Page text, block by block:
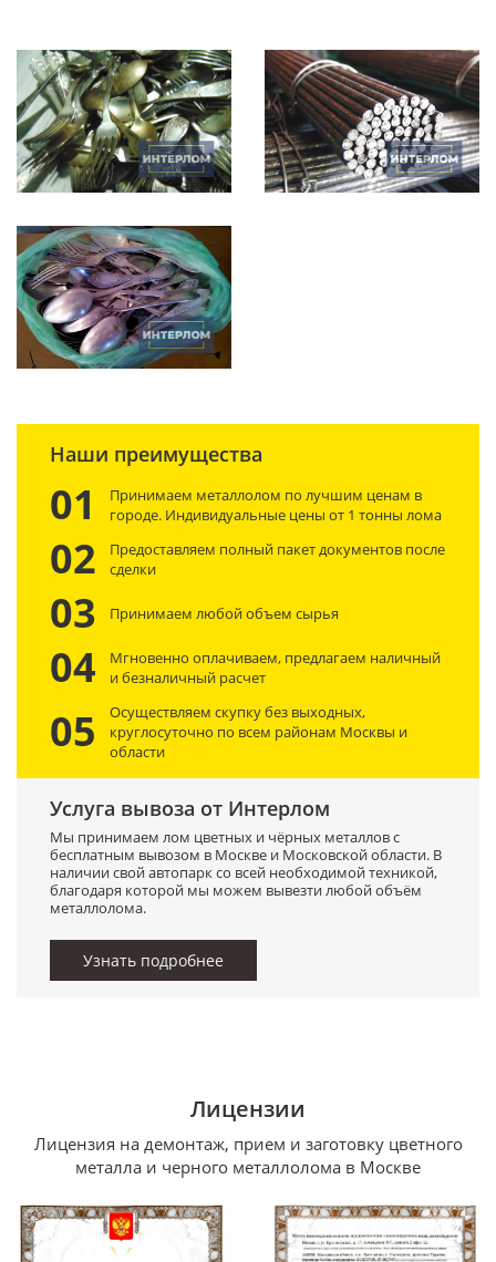
Наши преимущества
01
Принимаем металлолом по лучшим ценам в
городе. Индивидуальные цены от 1 тонны лома
02
Предоставляем полный пакет документов после
сделки
03 Принимаем любой объем сырья
04
Мгновенно оплачиваем, предлагаем наличный
и безналичный расчет
05
Осуществляем скупку без выходных,
круглосуточно по всем районам Москвы и
области
Услуга вывоза от Интерлом
Мы принимаем лом цветных и чёрных металлов с
бесплатным вывозом в Москве и Московской области. В
наличии свой автопарк со всей необходимой техникой,
благодаря которой мы можем вывезти любой объём
металлолома.
Узнать подробнее
Лицензии
Лицензия на демонтаж, прием и заготовку цветного
металла и черного металлолома в Москве